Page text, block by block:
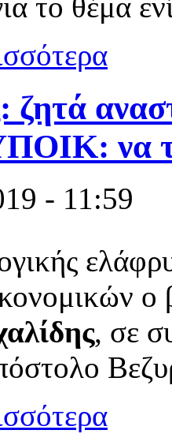
ζητά
να
- 11:59
, σε